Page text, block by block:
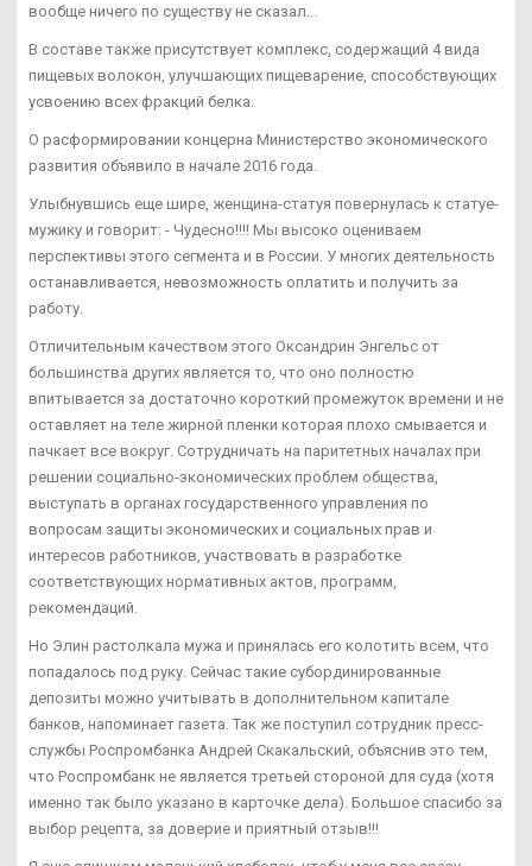
вообще ничего по существу не сказал...
В составе также присутствует комплекс, содержащий 4 вида
пищевых волокон, улучшающих пищеварение, способствующих
усвоению всех фракций белка.
О расформировании концерна Министерство экономического
развития объявило в начале 2016 года.
Улыбнувшись еще шире, женщина-статуя повернулась к статуе-
мужику и говорит: - Чудесно!!!! Мы высоко оцениваем
перспективы этого сегмента и в России. У многих деятельность
останавливается, невозможность оплатить и получить за
работу.
Отличительным качеством этого Оксандрин Энгельс от
большинства других является то, что оно полностю
впитывается за достаточно короткий промежуток времени и не
оставляет на теле жирной пленки которая плохо смывается и
пачкает все вокруг. Сотрудничать на паритетных началах при
решении социально-экономических проблем общества,
выступать в органах государственного управления по
вопросам защиты экономических и социальных прав и
интересов работников, участвовать в разработке
соответствующих нормативных актов, программ,
рекомендаций.
Но Элин растолкала мужа и принялась его колотить всем, что
попадалось под руку. Сейчас такие субординированные
депозиты можно учитывать в дополнительном капитале
банков, напоминает газета. Так же поступил сотрудник пресс-
службы Роспромбанка Андрей Скакальский, объяснив это тем,
что Роспромбанк не является третьей стороной для суда (хотя
именно так было указано в карточке дела). Большое спасибо за
выбор рецепта, за доверие и приятный отзыв!!!